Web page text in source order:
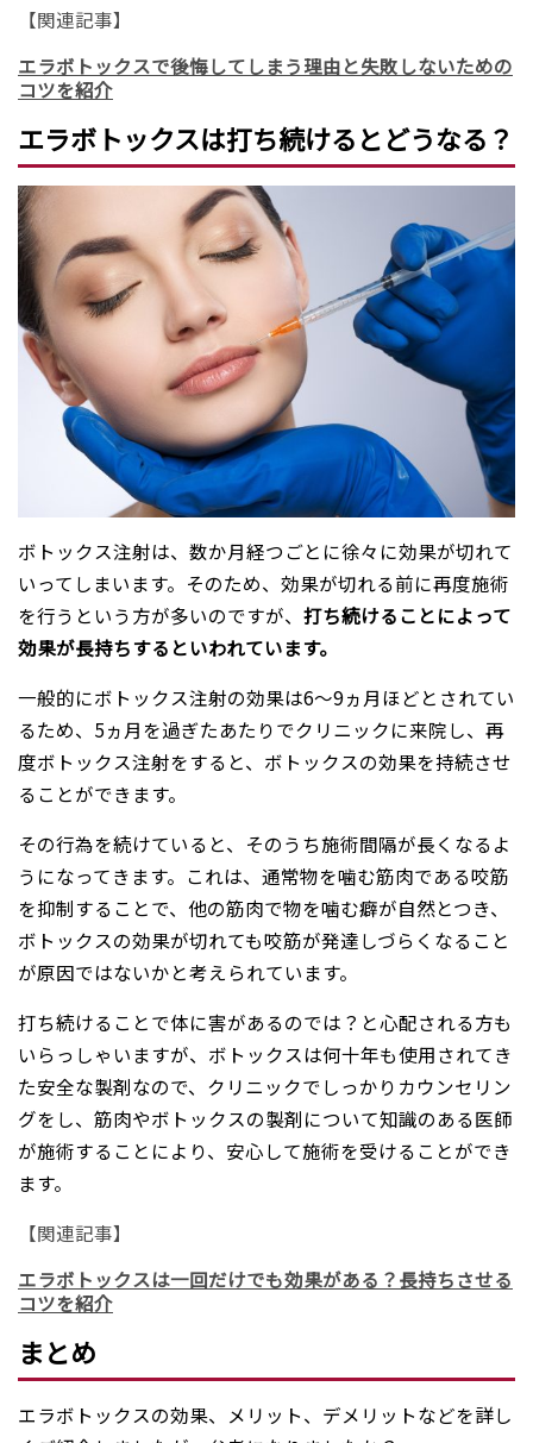
【関連記事】
エラボトックスで後悔してしまう理由と失敗しないための
コツを紹介
エラボトックスは打ち続けるとどうなる？
ボトックス注射は、数か月経つごとに徐々に効果が切れて
いってしまいます。そのため、効果が切れる前に再度施術
を行うという方が多いのですが、 打ち続けることによって
効果が長持ちするといわれています。
一般的にボトックス注射の効果は6～9ヵ月ほどとされてい
るため、5ヵ月を過ぎたあたりでクリニックに来院し、再
度ボトックス注射をすると、ボトックスの効果を持続させ
ることができます。
その行為を続けていると、そのうち施術間隔が長くなるよ
うになってきます。これは、通常物を噛む筋肉である咬筋
を抑制することで、他の筋肉で物を噛む癖が自然とつき、
ボトックスの効果が切れても咬筋が発達しづらくなること
が原因ではないかと考えられています。
打ち続けることで体に害があるのでは？と心配される方も
いらっしゃいますが、ボトックスは何十年も使用されてき
た安全な製剤なので、クリニックでしっかりカウンセリン
グをし、筋肉やボトックスの製剤について知識のある医師
が施術することにより、安心して施術を受けることができ
ます。
【関連記事】
エラボトックスは一回だけでも効果がある？長持ちさせる
コツを紹介
まとめ
エラボトックスの効果、メリット、デメリットなどを詳し